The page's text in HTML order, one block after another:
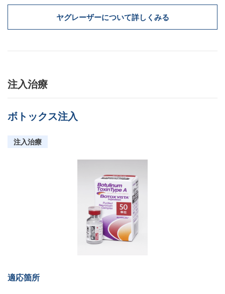
ヤグレーザーについて詳しくみる
注入治療
ボトックス注入
注入治療
適応箇所